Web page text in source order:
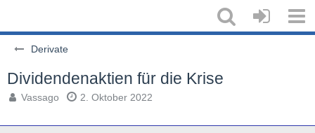
Derivate
Dividendenaktien für die Krise
Vassago 2. Oktober 2022